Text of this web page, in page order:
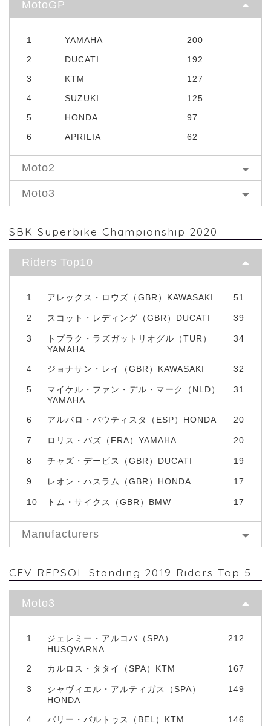
MotoGP
1 YAMAHA
200
2
DUCATI
192
3
KTM
127
4
SUZUKI
125
5
HONDA
97
6
APRILIA 62
Moto2
Moto3
SBK Superbike Championship 2020
Riders Top10
1 アレックス・ロウズ（GBR）KAWASAKI 51
2 スコット・レディング（GBR）DUCATI 39
3
トプラク・ラズガットリオグル（TUR）
YAMAHA
34
4 ジョナサン・レイ（GBR）KAWASAKI 32
5
マイケル・ファン・デル・マーク（NLD）
YAMAHA
31
6 アルバロ・バウティスタ（ESP）HONDA 20
7 ロリス・バズ（FRA）YAMAHA 20
8 チャズ・デービス（GBR）DUCATI 19
9 レオン・ハスラム（GBR）HONDA 17
10 トム・サイクス（GBR）BMW 17
Manufacturers
CEV REPSOL Standing 2019 Riders Top 5
Moto3
1
ジェレミー・アルコバ（SPA）
HUSQVARNA
212
2 カルロス・タタイ（SPA）KTM 167
3
シャヴィエル・アルティガス（SPA）
HONDA
149
4 バリー・バルトゥス（BEL）KTM 146